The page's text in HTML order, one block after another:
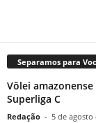
Separamos para
Vôlei
Superliga C
Redação - 5 de agosto